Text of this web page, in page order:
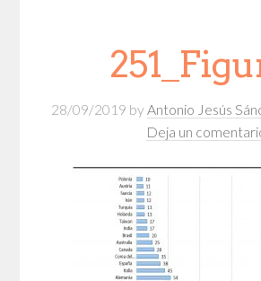
28/09/2019 by Antonio Jesús
Deja un